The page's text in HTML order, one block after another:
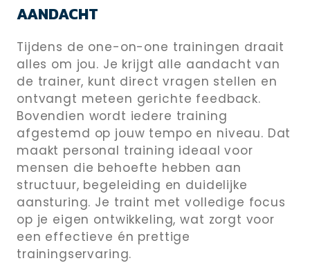
AANDACHT
Tijdens de one-on-one trainingen draait
alles om jou. Je krijgt alle aandacht van
de trainer, kunt direct vragen stellen en
ontvangt meteen gerichte feedback.
Bovendien wordt iedere training
afgestemd op jouw tempo en niveau. Dat
maakt personal training ideaal voor
mensen die behoefte hebben aan
structuur, begeleiding en duidelijke
aansturing. Je traint met volledige focus
op je eigen ontwikkeling, wat zorgt voor
een effectieve én prettige
trainingservaring.